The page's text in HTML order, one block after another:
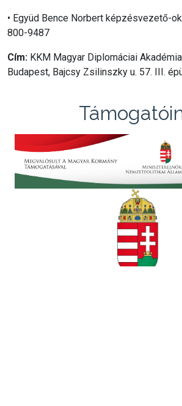
• Együd Bence Norbert képzésvezető-
800-9487
Cím: KKM Magyar Diplomáciai
Budapest, Bajcsy Zsilinszky u. 57. III.